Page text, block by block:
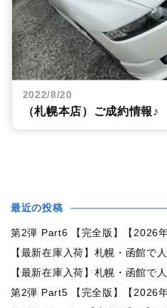
2022/8/20
（札幌本店）ご成約情報♪
最近の投稿